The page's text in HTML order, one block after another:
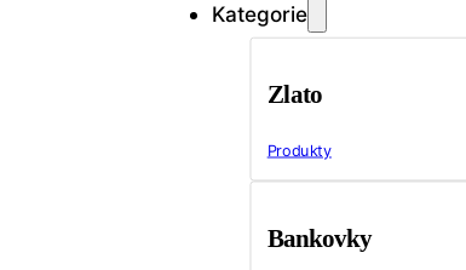
Kategorie
Zlato
Produkty
Bankovky